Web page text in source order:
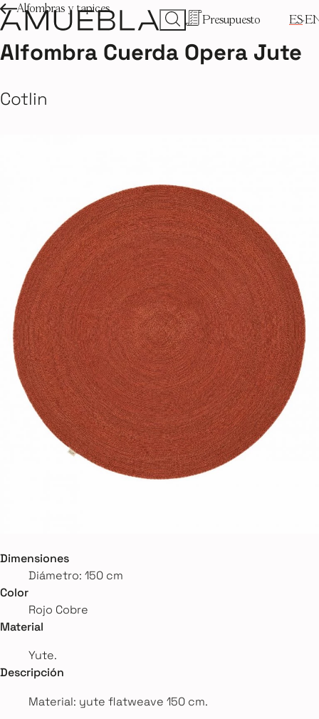
Presupuesto ES
Alfombras y tapices
Alfombra Cuerda Opera Jute
Cotlin
Dimensiones
Diámetro: 150 cm
Color
Rojo Cobre
Material
Yute.
Descripción
Material: yute flatweave 150 cm.